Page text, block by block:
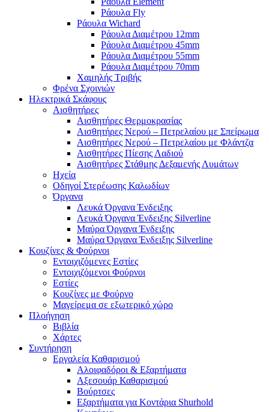
Ράουλα Fly
Ράουλα Wichard
Ράουλα Διαμέτρου 12mm
Ράουλα Διαμέτρου 45mm
Ράουλα Διαμέτρου 55mm
Ράουλα Διαμέτρου 70mm
Χαμηλής Τριβής
Φρένα Σχοινιών
Ηλεκτρικά Σκάφους
Αισθητήρες
Αισθητήρες Θερμοκρασίας
Αισθητήρες Νερού – Πετρελαίου με Σπείρωμα
Αισθητήρες Νερού – Πετρελαίου με Φλάντζα
Αισθητήρες Πίεσης Λαδιού
Αισθητήρες Στάθμης Δεξαμενής Λυμάτων
Ηχεία
Οδηγοί Στερέωσης Καλωδίων
Όργανα
Λευκά Όργανα Ένδειξης
Λευκά Όργανα Ένδειξης Silverline
Μαύρα Όργανα Ένδειξης
Μαύρα Όργανα Ένδειξης Silverline
Κουζίνες & Φούρνοι
Εντοιχιζόμενες Εστίες
Εντοιχιζόμενοι Φούρνοι
Εστίες
Κουζίνες με Φούρνο
Μαγείρεμα σε εξωτερικό χώρο
Πλοήγηση
Βιβλία
Χάρτες
Συντήρηση
Εργαλεία Καθαρισμού
Αλοιφαδόροι & Εξαρτήματα
Αξεσουάρ Καθαρισμού
Βούρτσες
Εξαρτήματα για Κοντάρια Shurhold